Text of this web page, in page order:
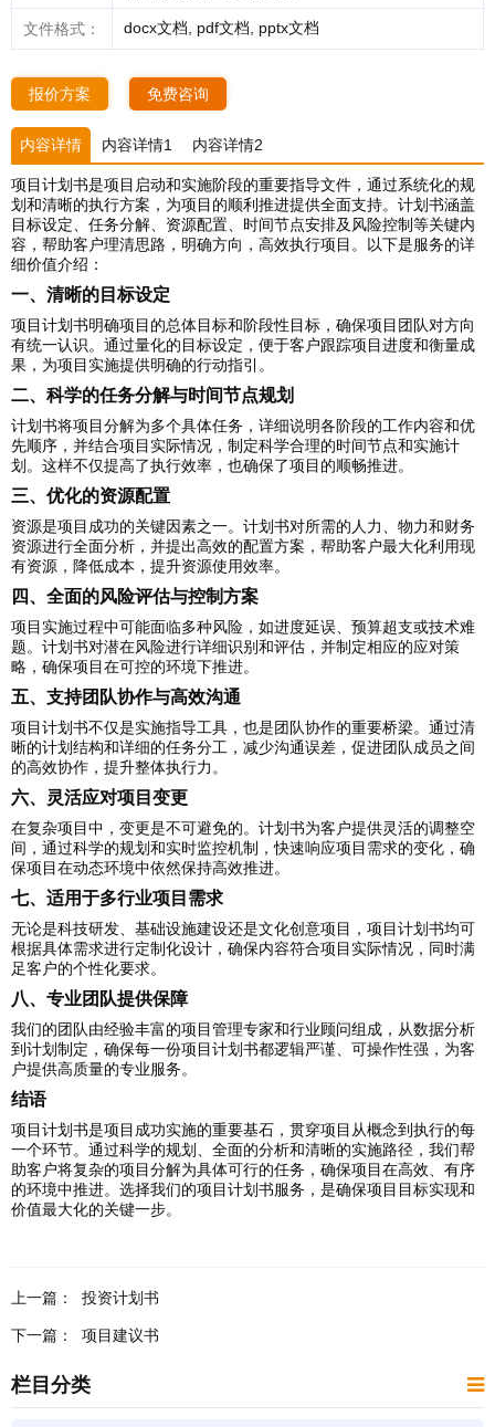
文件格式： docx文档, pdf文档, pptx文档
报价方案 免费咨询
内容详情 内容详情1 内容详情2
项目计划书是项目启动和实施阶段的重要指导文件，通过系统化的规
划和清晰的执行方案，为项目的顺利推进提供全面支持。计划书涵盖
目标设定、任务分解、资源配置、时间节点安排及风险控制等关键内
容，帮助客户理清思路，明确方向，高效执行项目。以下是服务的详
细价值介绍：
一、清晰的目标设定
项目计划书明确项目的总体目标和阶段性目标，确保项目团队对方向
有统一认识。通过量化的目标设定，便于客户跟踪项目进度和衡量成
果，为项目实施提供明确的行动指引。
二、科学的任务分解与时间节点规划
计划书将项目分解为多个具体任务，详细说明各阶段的工作内容和优
先顺序，并结合项目实际情况，制定科学合理的时间节点和实施计
划。这样不仅提高了执行效率，也确保了项目的顺畅推进。
三、优化的资源配置
资源是项目成功的关键因素之一。计划书对所需的人力、物力和财务
资源进行全面分析，并提出高效的配置方案，帮助客户最大化利用现
有资源，降低成本，提升资源使用效率。
四、全面的风险评估与控制方案
项目实施过程中可能面临多种风险，如进度延误、预算超支或技术难
题。计划书对潜在风险进行详细识别和评估，并制定相应的应对策
略，确保项目在可控的环境下推进。
五、支持团队协作与高效沟通
项目计划书不仅是实施指导工具，也是团队协作的重要桥梁。通过清
晰的计划结构和详细的任务分工，减少沟通误差，促进团队成员之间
的高效协作，提升整体执行力。
六、灵活应对项目变更
在复杂项目中，变更是不可避免的。计划书为客户提供灵活的调整空
间，通过科学的规划和实时监控机制，快速响应项目需求的变化，确
保项目在动态环境中依然保持高效推进。
七、适用于多行业项目需求
无论是科技研发、基础设施建设还是文化创意项目，项目计划书均可
根据具体需求进行定制化设计，确保内容符合项目实际情况，同时满
足客户的个性化要求。
八、专业团队提供保障
我们的团队由经验丰富的项目管理专家和行业顾问组成，从数据分析
到计划制定，确保每一份项目计划书都逻辑严谨、可操作性强，为客
户提供高质量的专业服务。
结语
项目计划书是项目成功实施的重要基石，贯穿项目从概念到执行的每
一个环节。通过科学的规划、全面的分析和清晰的实施路径，我们帮
助客户将复杂的项目分解为具体可行的任务，确保项目在高效、有序
的环境中推进。选择我们的项目计划书服务，是确保项目目标实现和
价值最大化的关键一步。
上一篇： 投资计划书
下一篇： 项目建议书
栏目分类